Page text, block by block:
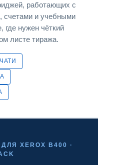
работающих с
счетами и учебными
нужен чёткий
листе тиража.
XEROX B400 ·